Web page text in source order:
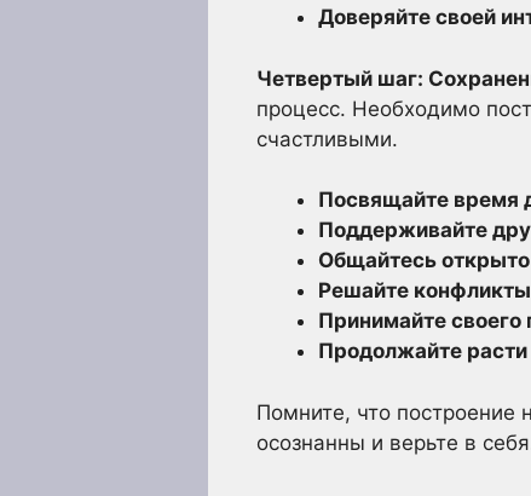
Доверяйте своей
Четвертый шаг:
процесс. Необходимо
счастливыми.
Посвящайте время
Поддерживайте
Общайтесь открыто
Решайте
Принимайте своего
Продолжайте расти
Помните, что построение
осознанны и верьте в